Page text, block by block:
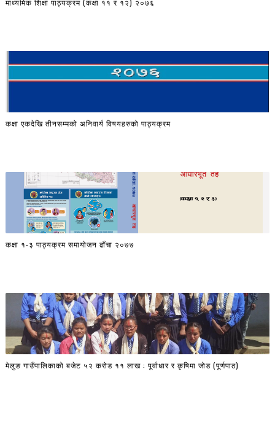
माध्यमिक शिक्षा पाठ्यक्रम (कक्षा ११ र १२) २०७६
कक्षा एकदेखि तीनसम्मको अनिवार्य विषयहरुको पाठ्यक्रम
कक्षा १-३ पाठ्यक्रम समायाेजन ढाँचा २०७७
मेलुङ गाउँपालिकाको बजेट ५२ करोड ११ लाख : पूर्वाधार र कृषिमा जोड (पूर्णपाठ)